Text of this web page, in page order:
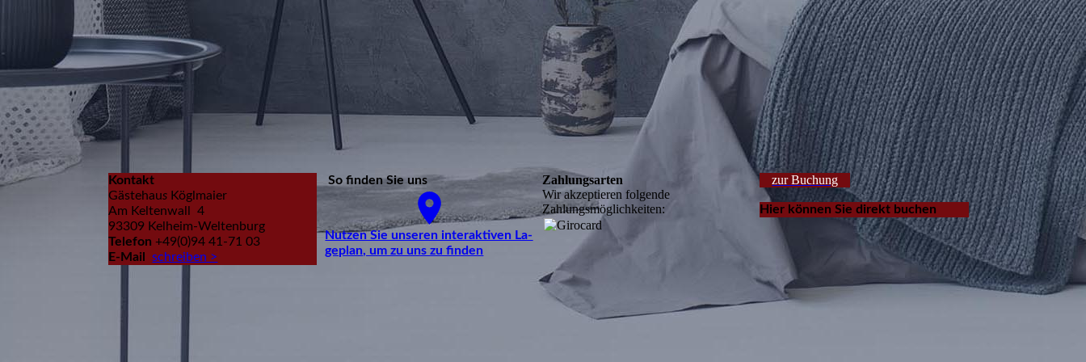
Kontakt
Gästehaus Köglmaier
Am Keltenwall 4
93309 Kelheim-Weltenburg
Telefon +49(0)94 41-71 03
E-Mail
schreiben >
So finden Sie uns
Nutzen Sie unseren interaktiven La­
ge­plan, um zu uns zu finden
Zahlungsarten
Wir akzeptieren folgende
Zahlungsmöglichkeiten:
zur Buchung
Hier können Sie direkt buchen